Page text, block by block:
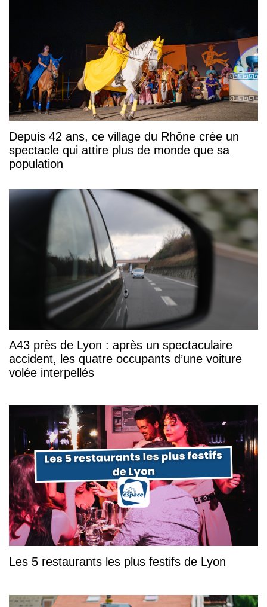
Depuis 42 ans, ce village du Rhône crée un
spectacle qui attire plus de monde que sa
population
A43 près de Lyon : après un spectaculaire
accident, les quatre occupants d’une voiture
volée interpellés
Les 5 restaurants les plus festifs de Lyon